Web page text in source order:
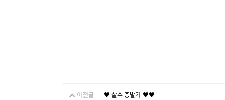
이전글 ♥ 살수 증발기 ♥♥